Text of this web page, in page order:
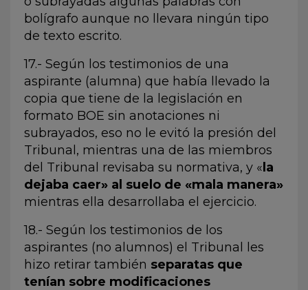
bolígrafo aunque no llevara ningún tipo
de texto escrito.
17.- Según los testimonios de una
aspirante (alumna) que había llevado la
copia que tiene de la legislación en
formato BOE sin anotaciones ni
subrayados, eso no le evitó la presión del
Tribunal, mientras una de las miembros
del Tribunal revisaba su normativa, y «la
dejaba caer» al suelo de «mala manera»
mientras ella desarrollaba el ejercicio.
18.- Según los testimonios de los
aspirantes (no alumnos) el Tribunal les
hizo retirar también separatas que
tenían sobre modificaciones